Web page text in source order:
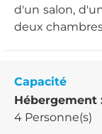
d'un salon,
deux
Capacité
Hébergement
4 Personne(s)